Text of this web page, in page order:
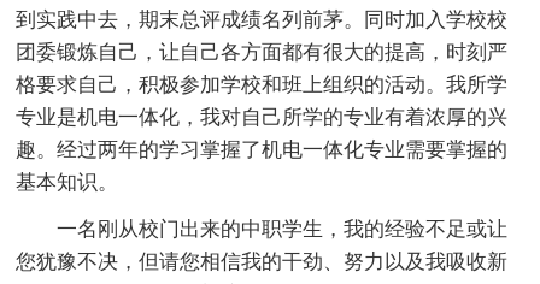
到实践中去，期末总评成绩名列前茅。同时加入学校校
团委锻炼自己，让自己各方面都有很大的提高，时刻严
格要求自己，积极参加学校和班上组织的活动。我所学
专业是机电一体化，我对自己所学的专业有着浓厚的兴
趣。经过两年的学习掌握了机电一体化专业需要掌握的
基本知识。
一名刚从校门出来的中职学生，我的经验不足或让
您犹豫不决，但请您相信我的干劲、努力以及我吸收新